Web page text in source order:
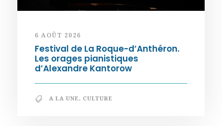
6 AOÛT 2026
Festival de La Roque-d’Anthéron.
Les orages pianistiques
d’Alexandre Kantorow
A LA UNE, CULTURE